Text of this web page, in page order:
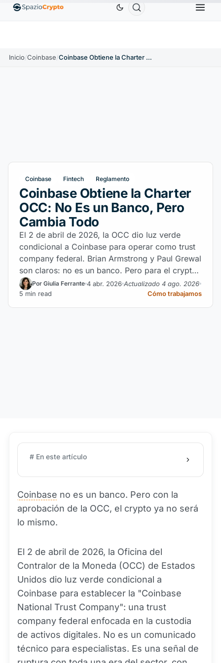
EthereumETH1880,58 US$ TetherUSDT 0,9991 US$ BNBBNB
Inicio/Coinbase/ Coinbase Obtiene la Charter OCC: No Es un Banco, Pero Cambia Todo
Coinbase Fintech Reglamento
Coinbase Obtiene la Charter
OCC: No Es un Banco, Pero
Cambia Todo
El 2 de abril de 2026, la OCC dio luz verde
condicional a Coinbase para operar como trust
company federal. Brian Armstrong y Paul Grewal
son claros: no es un banco. Pero para el crypto
institucional — y para los mercados
latinoamericanos — cambia todo.
Por Giulia Ferrante 4 abr. 2026 Actualizado 4 ago. 2026
5 min read
Cómo trabajamos
# En este artículo
Coinbase no es un banco. Pero con la
aprobación de la OCC, el crypto ya no será
lo mismo.
El 2 de abril de 2026, la Oficina del
Contralor de la Moneda (OCC) de Estados
Unidos dio luz verde condicional a
Coinbase para establecer la "Coinbase
National Trust Company": una trust
company federal enfocada en la custodia
de activos digitales. No es un comunicado
técnico para especialistas. Es una señal de